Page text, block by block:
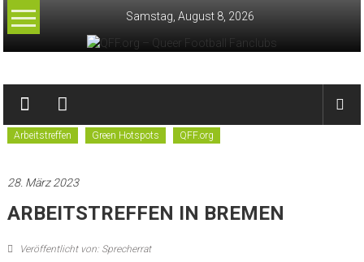
Zum
Inhalt
Samstag, August 8, 2026
QFF.org
–
Queer
Football
Fanclubs
Arbeitstreffen Green Hotspots QFF.org
28. März 2023
ARBEITSTREFFEN IN BREMEN
Veröffentlicht von: Sprecherrat